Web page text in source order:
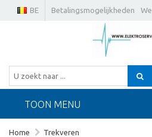
Betalingsmogelijkheden
BE
TOON MENU
Home Trekveren